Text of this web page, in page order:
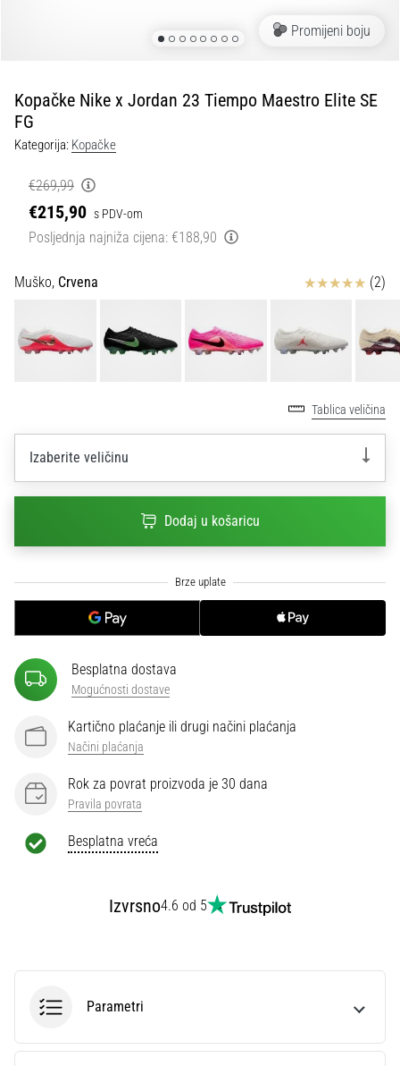
1. 7. 2025
1 min. čitanja
Play
for
More
za
ženski
službenim
dresovima
kopačkama
i
gola…
Prikaži
sve
Promijeni boju
Kopačke Nike x Jordan 23 Tiempo Maestro Elite SE
FG
Kategorija: Kopačke
€269,99
€215,90 s PDV-om
Posljednja najniža cijena: €188,90
Muško, Crvena Ocjena proizvoda
(2)
Tablica veličina
Izaberite veličinu
Dodaj u košaricu
Besplatna dostava
Mogućnosti dostave
Kartično plaćanje ili drugi načini plaćanja
Načini plaćanja
Rok za povrat proizvoda je 30 dana
Pravila povrata
Besplatna vreća
Izvrsno4.6 od 5
Parametri